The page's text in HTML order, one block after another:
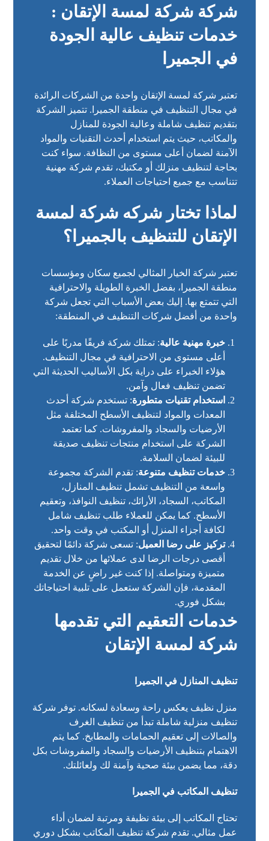
شركة شركة لمسة الإتقان :
خدمات تنظيف عالية الجودة
في الجميرا
تعتبر شركة لمسة الإتقان واحدة من الشركات الرائدة
في مجال التنظيف في منطقة الجميرا. تتميز الشركة
بتقديم تنظيف شاملة وعالية الجودة للمنازل
والمكاتب، حيث يتم استخدام أحدث التقنيات والمواد
الآمنة لضمان أعلى مستوى من النظافة. سواء كنت
بحاجة لتنظيف منزلك أو مكتبك، تقدم شركة مهنية
تتناسب مع جميع احتياجات العملاء.
لماذا تختار شركه شركة لمسة
الإتقان للتنظيف بالجميرا؟
تعتبر شركة الخيار المثالي لجميع سكان ومؤسسات
منطقة الجميرا، بفضل الخبرة الطويلة والاحترافية
التي تتمتع بها. إليك بعض الأسباب التي تجعل شركة
واحدة من أفضل شركات التنظيف في المنطقة:
خبرة مهنية عالية: تمتلك شركة فريقًا مدربًا على
أعلى مستوى من الاحترافية في مجال التنظيف.
هؤلاء الخبراء على دراية بكل الأساليب الحديثة التي
تضمن تنظيف فعال وآمن.
استخدام تقنيات متطورة: تستخدم شركة أحدث
المعدات والمواد لتنظيف الأسطح المختلفة مثل
الأرضيات والسجاد والمفروشات. كما تعتمد
الشركة على استخدام منتجات تنظيف صديقة
للبيئة لضمان السلامة.
خدمات تنظيف متنوعة: تقدم الشركة مجموعة
واسعة من التنظيف تشمل تنظيف المنازل،
المكاتب، السجاد، الأرائك، تنظيف النوافذ، وتعقيم
الأسطح. كما يمكن للعملاء طلب تنظيف شامل
لكافة أجزاء المنزل أو المكتب في وقت واحد.
تركيز على رضا العميل: تسعى شركة دائمًا لتحقيق
أقصى درجات الرضا لدى عملائها من خلال تقديم
متميزة ومتواصلة. إذا كنت غير راضٍ عن الخدمة
المقدمة، فإن الشركة ستعمل على تلبية احتياجاتك
بشكل فوري.
خدمات التعقيم التي تقدمها
شركة لمسة الإتقان
تنظيف المنازل في الجميرا
منزل نظيف يعكس راحة وسعادة لسكانه. توفر شركة
تنظيف منزلية شاملة تبدأ من تنظيف الغرف
والصالات إلى تعقيم الحمامات والمطابخ. كما يتم
الاهتمام بتنظيف الأرضيات والسجاد والمفروشات بكل
دقة، مما يضمن بيئة صحية وآمنة لك ولعائلتك.
تنظيف المكاتب في الجميرا
تحتاج المكاتب إلى بيئة نظيفة ومرتبة لضمان أداء
عمل مثالي. تقدم شركة تنظيف المكاتب بشكل دوري